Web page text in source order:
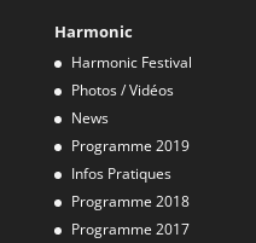
Harmonic
Harmonic Festival
Photos / Vidéos
News
Programme 2019
Infos Pratiques
Programme 2018
Programme 2017